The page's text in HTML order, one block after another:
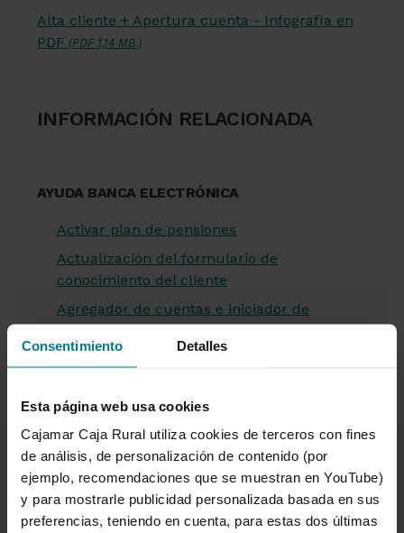
Consentimiento Detalles
Esta página web usa cookies
Cajamar Caja Rural utiliza cookies de terceros con fines
de análisis, de personalización de contenido (por
ejemplo, recomendaciones que se muestran en YouTube)
y para mostrarle publicidad personalizada basada en sus
preferencias, teniendo en cuenta, para estas dos últimas
Alta cliente + Apertura cuenta - Infografía en
PDF (PDF 1,14 MB.)
INFORMACIÓN RELACIONADA
AYUDA BANCA ELECTRÓNICA
Activar plan de pensiones
Actualización del formulario de
conocimiento del cliente
Agregador de cuentas e iniciador de
pagos
Alta en Cuenta Wefferent Ahorro
Alta de menor o mayor sin capacidad de
obrar como nuevo cliente
Alta Pack Wefferent
Anulación HalCash